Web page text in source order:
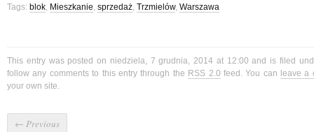
Tags: blok, Mieszkanie, sprzedaż, Trzmielów, Warszawa
This entry was posted on niedziela, 7 grudnia, 2014 at 12:00 and is filed
follow any comments to this entry through the RSS 2.0 feed. You can leave a
your own site.
← Previous